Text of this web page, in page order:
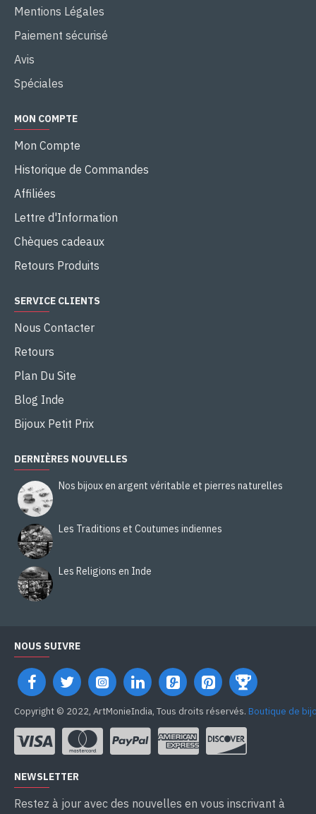
Mentions Légales
Paiement sécurisé
Avis
Spéciales
MON COMPTE
Mon Compte
Historique de Commandes
Affiliées
Lettre d'Information
Chèques cadeaux
Retours Produits
SERVICE CLIENTS
Nous Contacter
Retours
Plan Du Site
Blog Inde
Bijoux Petit Prix
DERNIÈRES NOUVELLES
Nos bijoux en argent véritable et pierres naturelles
Les Traditions et Coutumes indiennes
Les Religions en Inde
NOUS SUIVRE
Copyright © 2022, ArtMonieIndia, Tous droits réservés. Boutique de
NEWSLETTER
Restez à jour avec des nouvelles en vous inscrivant à